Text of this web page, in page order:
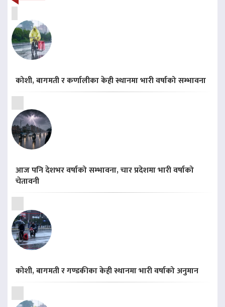
कोशी, बागमती र कर्णालीका केही स्थानमा भारी वर्षाको सम्भावना
आज पनि देशभर वर्षाको सम्भावना, चार प्रदेशमा भारी वर्षाको
चेतावनी
कोशी, बागमती र गण्डकीका केही स्थानमा भारी वर्षाको अनुमान